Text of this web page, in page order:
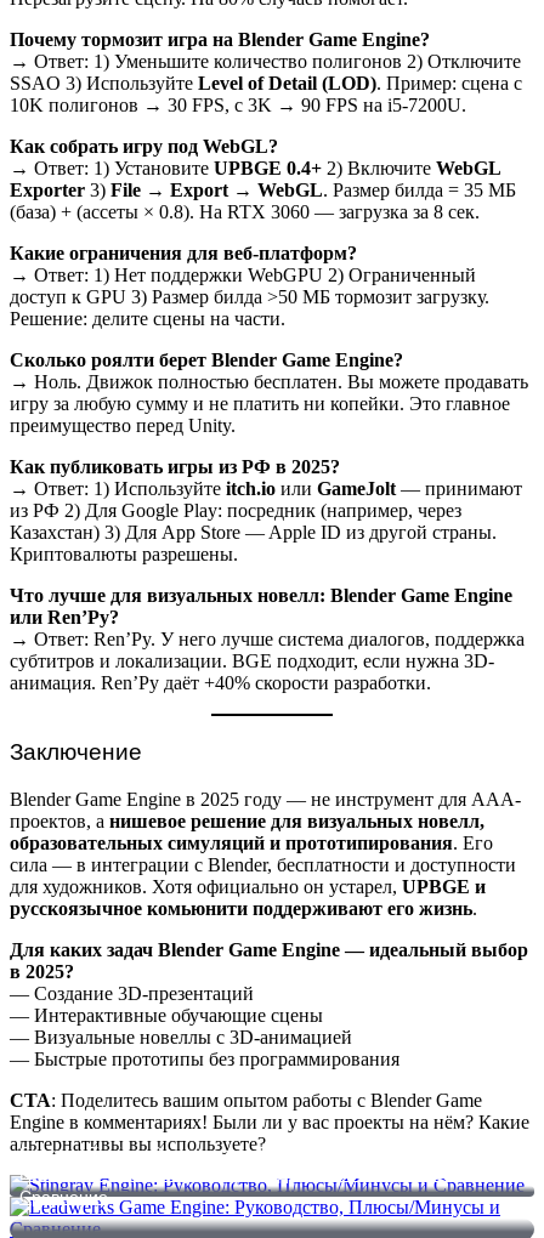
Почему тормозит игра на Blender Game Engine?
→ Ответ: 1) Уменьшите количество полигонов 2) Отключите
SSAO 3) Используйте Level of Detail (LOD). Пример: сцена с
10K полигонов → 30 FPS, с 3K → 90 FPS на i5-7200U.
Как собрать игру под WebGL?
→ Ответ: 1) Установите UPBGE 0.4+ 2) Включите WebGL
Exporter 3) File → Export → WebGL. Размер билда = 35 МБ
(база) + (ассеты × 0.8). На RTX 3060 — загрузка за 8 сек.
Какие ограничения для веб-платформ?
→ Ответ: 1) Нет поддержки WebGPU 2) Ограниченный
доступ к GPU 3) Размер билда >50 МБ тормозит загрузку.
Решение: делите сцены на части.
Сколько роялти берет Blender Game Engine?
→ Ноль. Движок полностью бесплатен. Вы можете продавать
игру за любую сумму и не платить ни копейки. Это главное
преимущество перед Unity.
Как публиковать игры из РФ в 2025?
→ Ответ: 1) Используйте itch.io или GameJolt — принимают
из РФ 2) Для Google Play: посредник (например, через
Казахстан) 3) Для App Store — Apple ID из другой страны.
Криптовалюты разрешены.
Что лучше для визуальных новелл: Blender Game Engine
или Ren’Py?
→ Ответ: Ren’Py. У него лучше система диалогов, поддержка
субтитров и локализации. BGE подходит, если нужна 3D-
анимация. Ren’Py даёт +40% скорости разработки.
Заключение
Blender Game Engine в 2025 году — не инструмент для AAA-
проектов, а нишевое решение для визуальных новелл,
образовательных симуляций и прототипирования. Его
сила — в интеграции с Blender, бесплатности и доступности
для художников. Хотя официально он устарел, UPBGE и
русскоязычное комьюнити поддерживают его жизнь.
Для каких задач Blender Game Engine — идеальный выбор
в 2025?
— Создание 3D-презентаций
— Интерактивные обучающие сцены
— Визуальные новеллы с 3D-анимацией
— Быстрые прототипы без программирования
CTA: Поделитесь вашим опытом работы с Blender Game
Engine в комментариях! Были ли у вас проекты на нём? Какие
альтернативы вы используете?
Stingray Engine: Руководство, Плюсы/Минусы и Сравнение
Leadwerks Game Engine: Руководство, Плюсы/Минусы и
Сравнение